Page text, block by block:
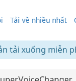
Tải về nhiều nhất
tải xuống miễn